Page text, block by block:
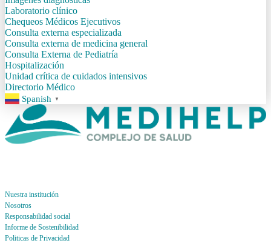
Laboratorio clínico
Chequeos Médicos Ejecutivos
Consulta externa especializada
Consulta externa de medicina general
Consulta Externa de Pediatría
Hospitalización
Unidad crítica de cuidados intensivos
Directorio Médico
Spanish ▼
Nuestra institución
Nosotros
Responsabilidad social
Informe de Sostenibilidad
Politicas de Privacidad